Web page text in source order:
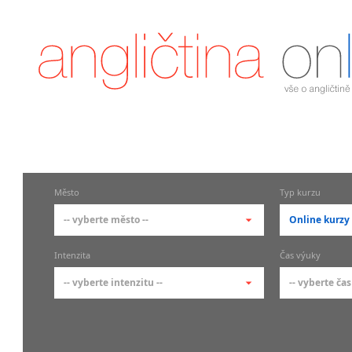
Město
-- vyberte město --
-- vyberte město --
pražské městské části
Typ kurzu
Online
-- vyberte
Intenzita
-- vyberte intenzitu --
Čas výuky
-- vyberte